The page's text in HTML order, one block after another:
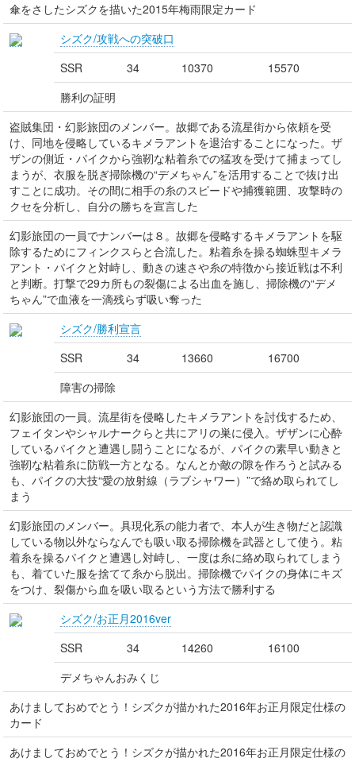
傘をさしたシズクを描いた2015年梅雨限定カード
シズク/攻戦への突破口
SSR
34 10370
15570
勝利の証明
盗賊集団・幻影旅団のメンバー。故郷である流星街から依頼を受
け、同地を侵略しているキメラアントを退治することになった。ザ
ザンの側近・パイクから強靭な粘着糸での猛攻を受けて捕まってし
まうが、衣服を脱ぎ掃除機の“デメちゃん”を活用することで抜け出
すことに成功。その間に相手の糸のスピードや捕獲範囲、攻撃時の
クセを分析し、自分の勝ちを宣言した
幻影旅団の一員でナンバーは８。故郷を侵略するキメラアントを駆
除するためにフィンクスらと合流した。粘着糸を操る蜘蛛型キメラ
アント・パイクと対峙し、動きの速さや糸の特徴から接近戦は不利
と判断。打撃で29カ所もの裂傷による出血を施し、掃除機の“デメ
ちゃん”で血液を一滴残らず吸い奪った
シズク/勝利宣言
SSR
34 13660
16700
障害の掃除
幻影旅団の一員。流星街を侵略したキメラアントを討伐するため、
フェイタンやシャルナークらと共にアリの巣に侵入。ザザンに心酔
しているパイクと遭遇し闘うことになるが、パイクの素早い動きと
強靭な粘着糸に防戦一方となる。なんとか敵の隙を作ろうと試みる
も、パイクの大技“愛の放射線（ラブシャワー）”で絡め取られてし
まう
幻影旅団のメンバー。具現化系の能力者で、本人が生き物だと認識
している物以外ならなんでも吸い取る掃除機を武器として使う。粘
着糸を操るパイクと遭遇し対峙し、一度は糸に絡め取られてしまう
も、着ていた服を捨てて糸から脱出。掃除機でパイクの身体にキズ
をつけ、裂傷から血を吸い取るという方法で勝利する
シズク/お正月2016ver
SSR
34 14260
16100
デメちゃんおみくじ
あけましておめでとう！シズクが描かれた2016年お正月限定仕様の
カード
あけましておめでとう！シズクが描かれた2016年お正月限定仕様の